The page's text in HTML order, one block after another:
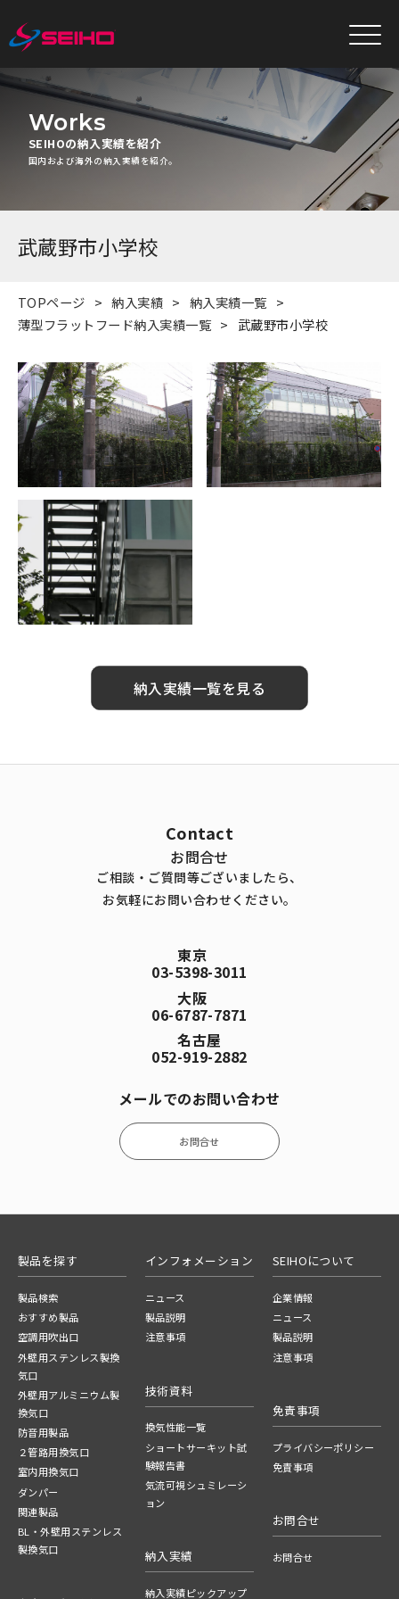
Works
SEIHOの納入実績を紹介
国内および海外の納入実績を紹介。
武蔵野市小学校
TOPページ 納入実績
納入実績一覧
薄型フラットフード納入実績一覧
武蔵野市小学校
納入実績一覧を見る
Contact
お問合せ
ご相談・ご質問等ございましたら、
お気軽にお問い合わせください。
東京
03-5398-3011
大阪
06-6787-7871
名古屋
052-919-2882
メールでのお問い合わせ
お問合せ
製品を探す
製品検索
おすすめ製品
空調用吹出口
外壁用ステンレス製換
気口
外壁用アルミニウム製
換気口
防音用製品
２管路用換気口
室内用換気口
ダンパー
関連製品
BL・外壁用ステンレス
製換気口
インフォメーション
ニュース
製品説明
注意事項
技術資料
換気性能一覧
ショートサーキット試
験報告書
気流可視シュミレーシ
ョン
納入実績
納入実績ピックアップ
SEIHOについて
企業情報
ニュース
製品説明
注意事項
免責事項
プライバシーポリシー
免責事項
お問合せ
お問合せ